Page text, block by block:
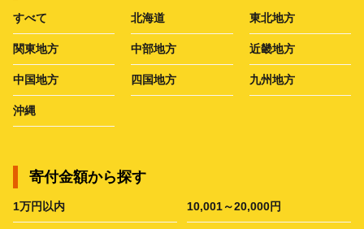
すべて 北海道 東北地方
関東地方 中部地方 近畿地方
中国地方 四国地方 九州地方
沖縄
寄付金額から探す
1万円以内 10,001～20,000円